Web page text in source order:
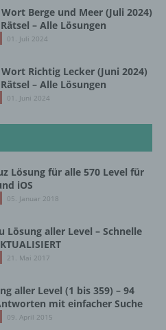
Berge und Meer (Juli 2024)
– Alle Lösungen
01. Juli 2024
Richtig Lecker (Juni 2024)
– Alle Lösungen
01. Juni 2024
Lösung für alle 570 Level für
iOS
05. Januar 2018
Lösung aller Level – Schnelle
21. Mai 2017
aller Level (1 bis 359) – 94
mit einfacher Suche
09. April 2015
Daten einverstanden
die Verarbeitung
der Datenschutz-
in den Mitgliedstaaten
geltenden
anderer Bestimmungen
Charakter ist die:
LocalStorage